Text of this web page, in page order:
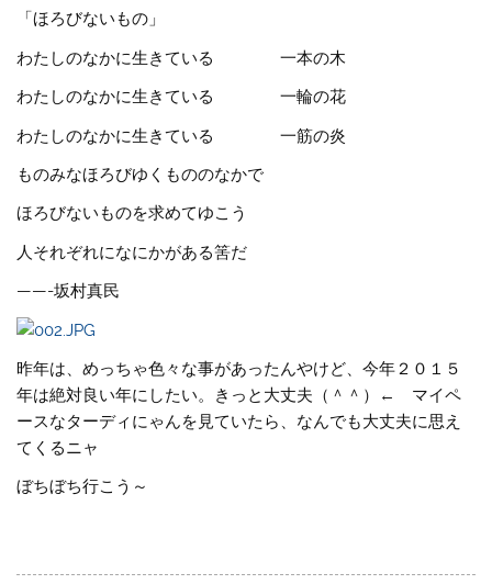
「ほろびないもの」
わたしのなかに生きている 一本の木
わたしのなかに生きている 一輪の花
わたしのなかに生きている 一筋の炎
ものみなほろびゆくもののなかで
ほろびないものを求めてゆこう
人それぞれになにかがある筈だ
——-坂村真民
昨年は、めっちゃ色々な事があったんやけど、今年２０１５
年は絶対良い年にしたい。きっと大丈夫（＾＾）← マイペ
ースなターディにゃんを見ていたら、なんでも大丈夫に思え
てくるニャ
ぼちぼち行こう～